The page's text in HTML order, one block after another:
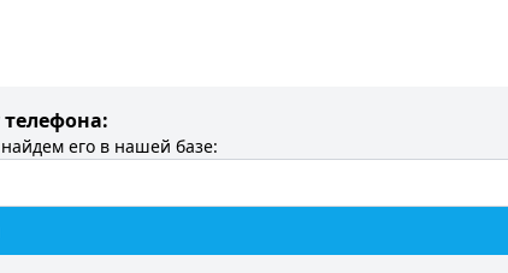
его в нашей базе: